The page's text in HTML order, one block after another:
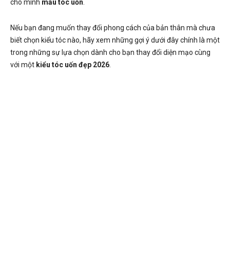
cho mình mẫu tóc uốn
Nếu bạn đang muốn thay đổi phong cách của bản thân mà chưa
biết chọn kiểu tóc nào, hãy xem những gợi ý dưới đây chính là một
trong những sự lựa chọn dành cho bạn thay đổi diện mạo cùng
với một kiểu tóc uốn đẹp 2026